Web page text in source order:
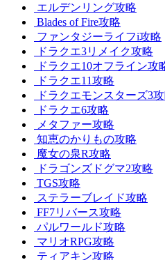
エルデンリング攻略
Blades of Fire攻略
ファンタジーライフi攻略
ドラクエ3リメイク攻略
ドラクエ10オフライン攻
ドラクエ11攻略
ドラクエモンスターズ3
ドラクエ6攻略
メタファー攻略
知恵のかりもの攻略
魔女の泉R攻略
ドラゴンズドグマ2攻略
TGS攻略
ステラーブレイド攻略
FF7リバース攻略
パルワールド攻略
マリオRPG攻略
ティアキン攻略